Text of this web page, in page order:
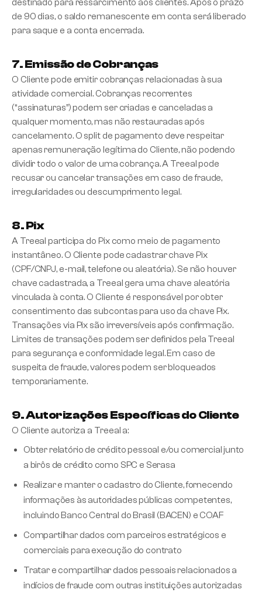
destinado para ressarcimento aos clientes. Após o prazo
de 90 dias, o saldo remanescente em conta será liberado
para saque e a conta encerrada.
7. Emissão de Cobranças
O Cliente pode emitir cobranças relacionadas à sua
atividade comercial. Cobranças recorrentes
(“assinaturas”) podem ser criadas e canceladas a
qualquer momento, mas não restauradas após
cancelamento. O split de pagamento deve respeitar
apenas remuneração legítima do Cliente, não podendo
dividir todo o valor de uma cobrança. A Treeal pode
recusar ou cancelar transações em caso de fraude,
irregularidades ou descumprimento legal.
8. Pix
A Treeal participa do Pix como meio de pagamento
instantâneo. O Cliente pode cadastrar chave Pix
(CPF/CNPJ, e-mail, telefone ou aleatória). Se não houver
chave cadastrada, a Treeal gera uma chave aleatória
vinculada à conta. O Cliente é responsável por obter
consentimento das subcontas para uso da chave Pix.
Transações via Pix são irreversíveis após confirmação.
Limites de transações podem ser definidos pela Treeal
para segurança e conformidade legal. Em caso de
suspeita de fraude, valores podem ser bloqueados
temporariamente.
9. Autorizações Específicas do Cliente
O Cliente autoriza a Treeal a:
Obter relatório de crédito pessoal e/ou comercial junto
a birôs de crédito como SPC e Serasa
Realizar e manter o cadastro do Cliente, fornecendo
informações às autoridades públicas competentes,
incluindo Banco Central do Brasil (BACEN) e COAF
Compartilhar dados com parceiros estratégicos e
comerciais para execução do contrato
Tratar e compartilhar dados pessoais relacionados a
indícios de fraude com outras instituições autorizadas